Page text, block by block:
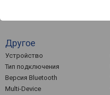
Другое
Устройство
Тип подключения
Версия Bluetooth
Multi-Device